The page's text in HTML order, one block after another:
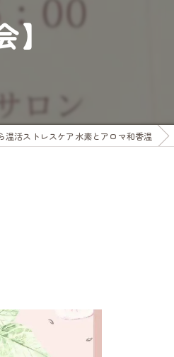
】
活ストレスケア水素とアロマ和香温